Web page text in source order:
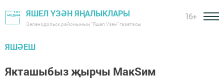
ЯШЕЛ ҮЗӘН ЯҢАЛЫКЛАРЫ
Зеленодольск районының "Яшел Үзән" газетасы
16+
ЯШӘЕШ
Якташыбыз җырчы МакSим